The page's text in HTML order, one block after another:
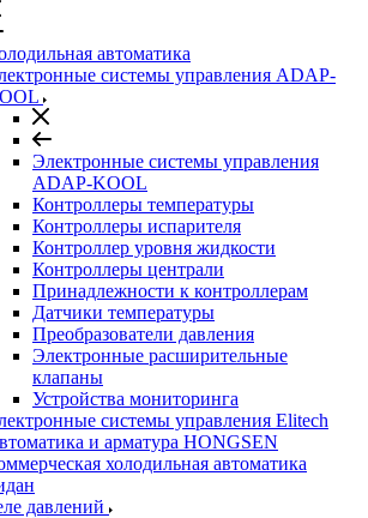
автоматика
системы управления ADAP-
Электронные системы управления
ADAP-KOOL
Контроллеры температуры
Контроллеры испарителя
Контроллер уровня жидкости
Контроллеры централи
Принадлежности к контроллерам
Датчики температуры
Преобразователи давления
Электронные расширительные
клапаны
Устройства мониторинга
системы управления Elitech
и арматура HONGSEN
холодильная автоматика
давлений